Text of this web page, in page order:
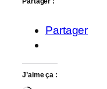
Partager
J’aime ça :